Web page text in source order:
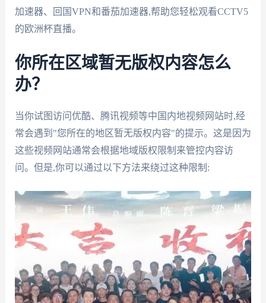
加速器、回国VPN和番茄加速器,帮助您轻松观看CCTV5
的欧洲杯直播。
你所在区域暂无版权内容怎么
办？
当你试图访问优酷、腾讯视频等中国内地视频网站时,经
常会遇到"您所在的地区暂无版权内容"的提示。这是因为
这些视频网站通常会根据地域版权限制来管控内容访
问。但是,你可以通过以下方法来绕过这种限制: